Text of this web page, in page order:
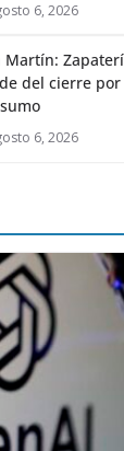
6, 2026
Martín:
del cierre
6, 2026